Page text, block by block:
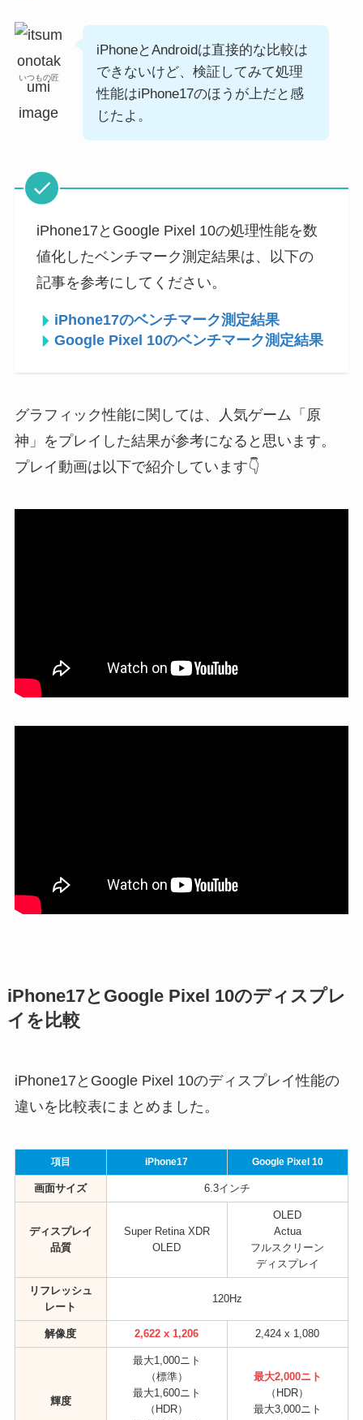
いつもの匠
iPhoneとAndroidは直接的な比較は
できないけど、検証してみて処理
性能はiPhone17のほうが上だと感
じたよ。
iPhone17とGoogle Pixel 10の処理性能を数
値化したベンチマーク測定結果は、以下の
記事を参考にしてください。
iPhone17のベンチマーク測定結果
Google Pixel 10のベンチマーク測定結果
グラフィック性能に関しては、人気ゲーム「原
神」をプレイした結果が参考になると思います。
プレイ動画は以下で紹介しています👇️
iPhone17とGoogle Pixel 10のディスプレ
イを比較
iPhone17とGoogle Pixel 10のディスプレイ性能の
違いを比較表にまとめました。
項目 iPhone17 Google Pixel 10
画面サイズ 6.3インチ
ディスプレイ
品質
Super Retina XDR
OLED
OLED
Actua
フルスクリーン
ディスプレイ
リフレッシュ
レート
120Hz
解像度 2,622 x 1,206 2,424 x 1,080
輝度
最大1,000ニト
（標準）
最大1,600ニト
（HDR）
最大2,000ニト
（HDR）
最大3,000ニト